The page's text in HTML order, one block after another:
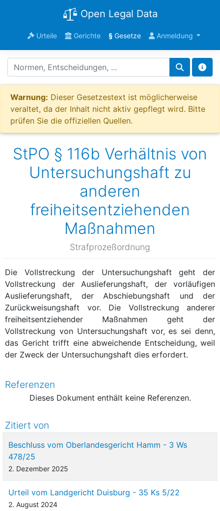
Open Legal Data
Urteile Gerichte §Gesetze Anmeldung
Warnung: Dieser Gesetzestext ist möglicherweise
veraltet, da der Inhalt nicht aktiv gepflegt wird. Bitte
prüfen Sie die offiziellen Quellen.
StPO § 116b Verhältnis von
Untersuchungshaft zu
anderen
freiheitsentziehenden
Maßnahmen
Strafprozeßordnung
Die Vollstreckung der Untersuchungshaft geht der
Vollstreckung der Auslieferungshaft, der vorläufigen
Auslieferungshaft, der Abschiebungshaft und der
Zurückweisungshaft vor. Die Vollstreckung anderer
freiheitsentziehender Maßnahmen geht der
Vollstreckung von Untersuchungshaft vor, es sei denn,
das Gericht trifft eine abweichende Entscheidung, weil
der Zweck der Untersuchungshaft dies erfordert.
Referenzen
Dieses Dokument enthält keine Referenzen.
Zitiert von
Beschluss vom Oberlandesgericht Hamm - 3 Ws
478/25
2. Dezember 2025
Urteil vom Landgericht Duisburg - 35 Ks 5/22
2. August 2024